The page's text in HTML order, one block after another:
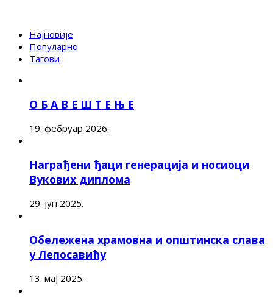
Најновије
Популарно
Тагови
О Б А В Е Ш Т Е Њ Е
19. фебруар 2026.
Награђени ђаци генерација и носиоци
Вукових диплома
29. јун 2025.
Обележена храмовна и општинска слава
у Лепосавићу
13. мај 2025.